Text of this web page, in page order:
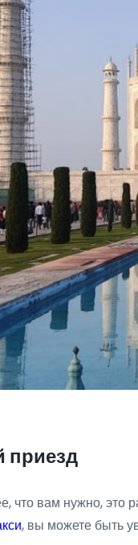
приезд
что вам нужно, это
, вы можете быть